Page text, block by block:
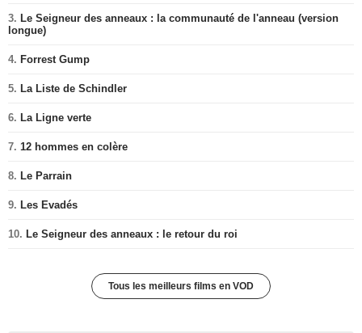
3. Le Seigneur des anneaux : la communauté de l'anneau (version
longue)
4. Forrest Gump
5. La Liste de Schindler
6. La Ligne verte
7. 12 hommes en colère
8. Le Parrain
9. Les Evadés
10. Le Seigneur des anneaux : le retour du roi
Tous les meilleurs films en VOD